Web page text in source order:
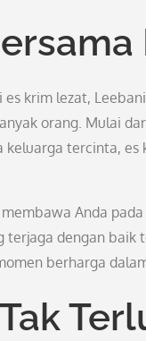
krim lezat,
orang. Mulai
tercinta,
Anda
dengan baik
berharga